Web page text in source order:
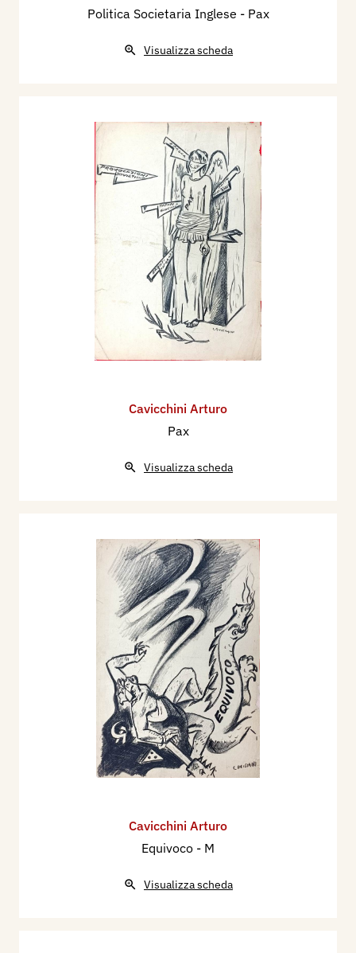
Politica Societaria Inglese - Pax
Visualizza scheda
Cavicchini Arturo
Pax
Visualizza scheda
Cavicchini Arturo
Equivoco - M
Visualizza scheda